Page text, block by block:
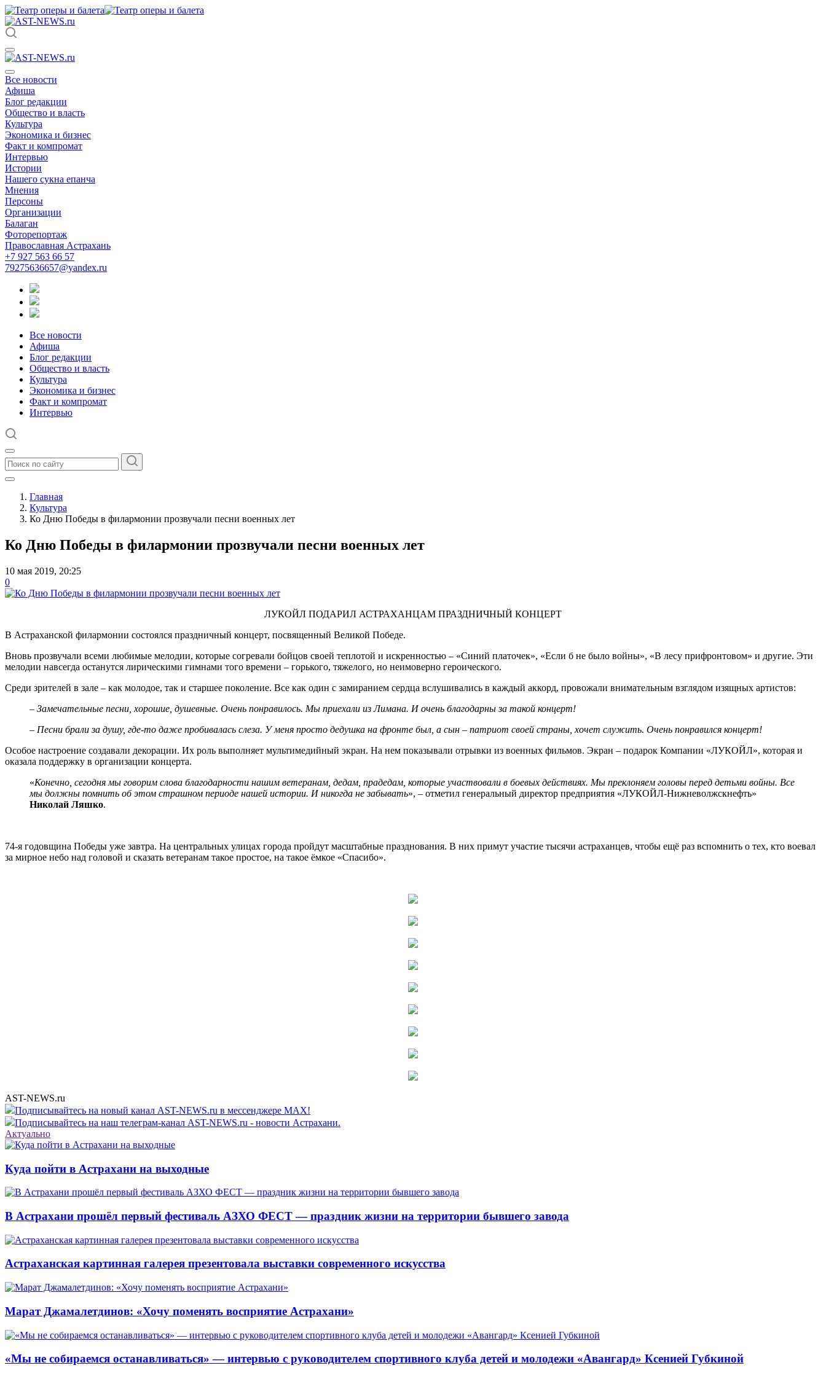
Все новости
Афиша
Блог редакции
Общество и власть
Культура
Экономика и бизнес
Факт и компромат
Интервью
Истории
Нашего сукна епанча
Мнения
Персоны
Организации
Балаган
Фоторепортаж
Православная Астрахань
+7 927 563 66 57
79275636657@yandex.ru
Все новости
Афиша
Блог редакции
Общество и власть
Культура
Экономика и бизнес
Факт и компромат
Интервью
Главная
Культура
Ко Дню Победы в филармонии прозвучали песни военных лет
Ко Дню Победы в филармонии прозвучали песни военных лет
10 мая 2019, 20:25
0
ЛУКОЙЛ ПОДАРИЛ АСТРАХАНЦАМ ПРАЗДНИЧНЫЙ КОНЦЕРТ
В Астраханской филармонии состоялся праздничный концерт, посвященный Великой Победе.
Вновь прозвучали всеми любимые мелодии, которые согревали бойцов своей теплотой и искренностью – «Синий платочек», «Если б не было войны», «В лесу прифронтовом» и другие. Эти
мелодии навсегда останутся лирическими гимнами того времени – горького, тяжелого, но неимоверно героического.
Среди зрителей в зале – как молодое, так и старшее поколение. Все как один с замиранием сердца вслушивались в каждый аккорд, провожали внимательным взглядом изящных артистов:
– Замечательные песни, хорошие, душевные. Очень понравилось. Мы приехали из Лимана. И очень благодарны за такой концерт!
– Песни брали за душу, где-то даже пробивалась слеза. У меня просто дедушка на фронте был, а сын – патриот своей страны, хочет служить. Очень понравился концерт!
Особое настроение создавали декорации. Их роль выполняет мультимедийный экран. На нем показывали отрывки из военных фильмов. Экран – подарок Компании «ЛУКОЙЛ», которая и
оказала поддержку в организации концерта.
«Конечно, сегодня мы говорим слова благодарности нашим ветеранам, дедам, прадедам, которые участвовали в боевых действиях. Мы преклоняем головы перед детьми войны. Все
мы должны помнить об этом страшном периоде нашей истории. И никогда не забывать», – отметил генеральный директор предприятия «ЛУКОЙЛ-Нижневолжскнефть»
Николай Ляшко.
74-я годовщина Победы уже завтра. На центральных улицах города пройдут масштабные празднования. В них примут участие тысячи астраханцев, чтобы ещё раз вспомнить о тех, кто воевал
за мирное небо над головой и сказать ветеранам такое простое, на такое ёмкое «Спасибо».
AST-NEWS.ru
Подписывайтесь на новый канал AST-NEWS.ru в мессенджере MAX!
Подписывайтесь на наш телеграм-канал AST-NEWS.ru - новости Астрахани.
Актуально
Куда пойти в Астрахани на выходные
В Астрахани прошёл первый фестиваль АЗХО ФЕСТ — праздник жизни на территории бывшего завода
Астраханская картинная галерея презентовала выставки современного искусства
Марат Джамалетдинов: «Хочу поменять восприятие Астрахани»
«Мы не собираемся останавливаться» — интервью с руководителем спортивного клуба детей и молодежи «Авангард» Ксенией Губкиной